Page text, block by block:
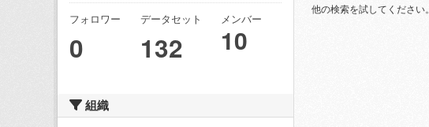
フォロワー
0
データセット
132
メンバー
10
組織
他の検索を試してください。